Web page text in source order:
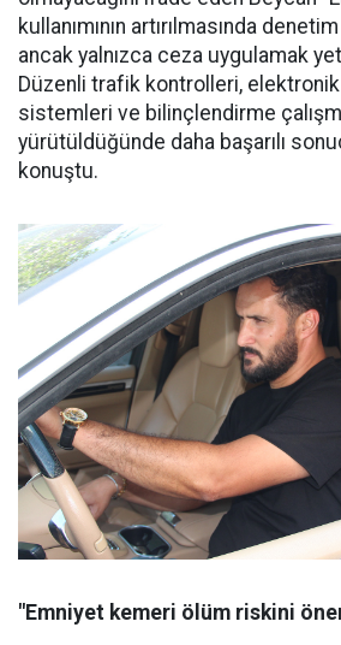
kullanımının artırılmasında
ancak yalnızca ceza uygulamak
Düzenli trafik kontrolleri,
sistemleri ve bilinçlendirme
yürütüldüğünde daha başarılı
konuştu.
"Emniyet kemeri ölüm riskini